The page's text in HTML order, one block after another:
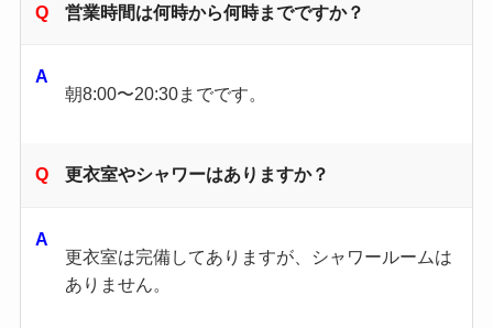
営業時間は何時から何時までですか？
朝8:00〜20:30までです。
更衣室やシャワーはありますか？
更衣室は完備してありますが、シャワールームは
ありません。